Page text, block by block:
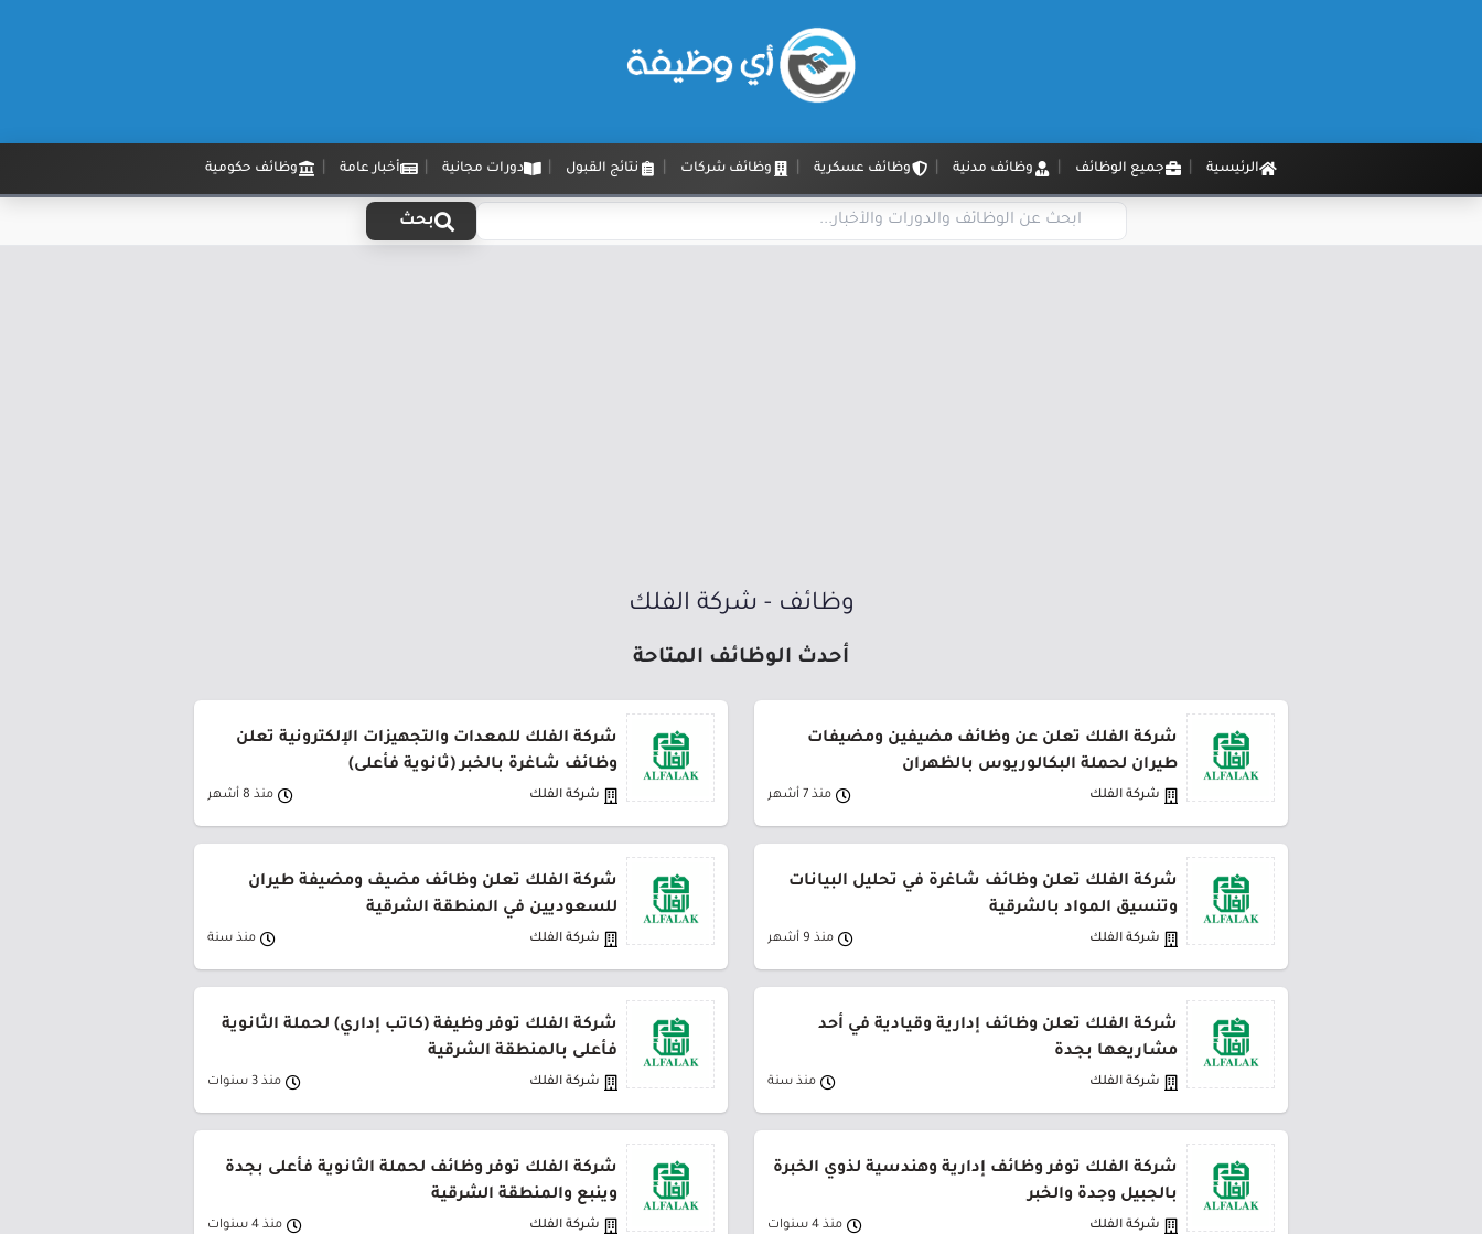
الرئيسية جميع الوظائف وظائف مدنية وظائف عسكرية وظائف شركات نتائج القبول دورات مجانية أخبار عامة وظائف حكومية
بحث
وظائف - شركة الفلك
أحدث الوظائف المتاحة
شركة الفلك تعلن عن وظائف مضيفين ومضيفات
طيران لحملة البكالوريوس بالظهران
شركة الفلك منذ 7 أشهر
شركة الفلك للمعدات والتجهيزات الإلكترونية تعلن
وظائف شاغرة بالخبر (ثانوية فأعلى)
شركة الفلك منذ 8 أشهر
شركة الفلك تعلن وظائف شاغرة في تحليل البيانات
وتنسيق المواد بالشرقية
شركة الفلك منذ 9 أشهر
شركة الفلك تعلن وظائف مضيف ومضيفة طيران
للسعوديين في المنطقة الشرقية
شركة الفلك منذ سنة
شركة الفلك تعلن وظائف إدارية وقيادية في أحد
مشاريعها بجدة
شركة الفلك منذ سنة
شركة الفلك توفر وظيفة (كاتب إداري) لحملة الثانوية
فأعلى بالمنطقة الشرقية
شركة الفلك منذ 3 سنوات
شركة الفلك توفر وظائف إدارية وهندسية لذوي الخبرة
بالجبيل وجدة والخبر
شركة الفلك منذ 4 سنوات
شركة الفلك توفر وظائف لحملة الثانوية فأعلى بجدة
وينبع والمنطقة الشرقية
شركة الفلك منذ 4 سنوات